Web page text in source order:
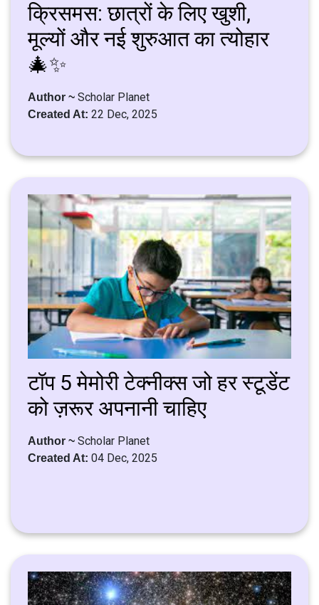
क्रिसमस: छात्रों के लिए खुशी,
मूल्यों और नई शुरुआत का त्योहार
🎄✨
Author ~ Scholar Planet
Created At: 22 Dec, 2025
टॉप 5 मेमोरी टेक्नीक्स जो हर स्टूडेंट
को ज़रूर अपनानी चाहिए
Author ~ Scholar Planet
Created At: 04 Dec, 2025